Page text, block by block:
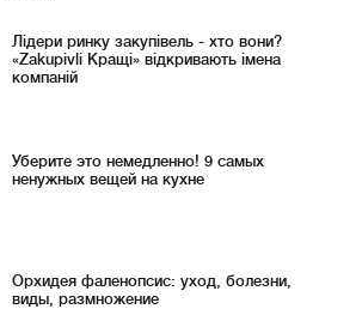
Лідери ринку закупівель - хто вони?
«Zakupivli Кращі» відкривають імена
компаній
Уберите это немедленно! 9 самых
ненужных вещей на кухне
Орхидея фаленопсис: уход, болезни,
виды, размножение